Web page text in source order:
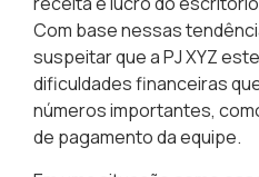
Com base nessas
suspeitar que a PJ XYZ
dificuldades financeiras
números importantes,
de pagamento da equipe.